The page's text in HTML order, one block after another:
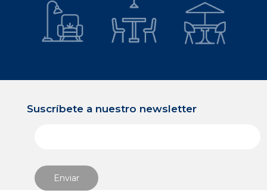
Suscríbete a nuestro newsletter